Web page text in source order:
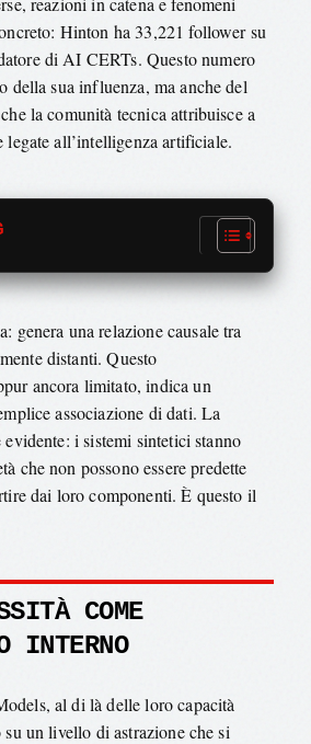
Hinton ha 33,221 follower su
di AI CERTs. Questo numero
della sua influenza, ma anche del
la comunità tecnica attribuisce a
legate all’intelligenza artificiale.
genera una relazione causale tra
distanti. Questo
ancora limitato, indica un
associazione di dati. La
evidente: i sistemi sintetici stanno
che non possono essere predette
dai loro componenti. È questo il
COME
INTERNO
al di là delle loro capacità
un livello di astrazione che si